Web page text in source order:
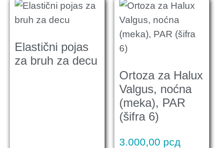
Elastični pojas
za bruh za decu
Ortoza za Halux
Valgus, noćna
(meka), PAR
(šifra 6)
3.000,00 рсд